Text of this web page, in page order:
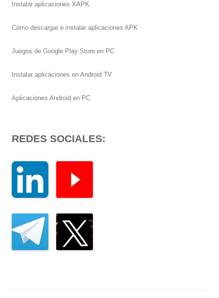
Instalar aplicaciones XAPK
Cómo descargar e instalar aplicaciones APK
Juegos de Google Play Store en PC
Instalar aplicaciones en Android TV
Aplicaciones Android en PC
REDES SOCIALES: